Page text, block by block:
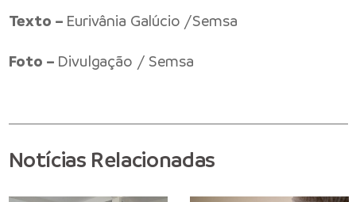
Texto – Eurivânia Galúcio /Semsa
Foto – Divulgação / Semsa
Notícias Relacionadas